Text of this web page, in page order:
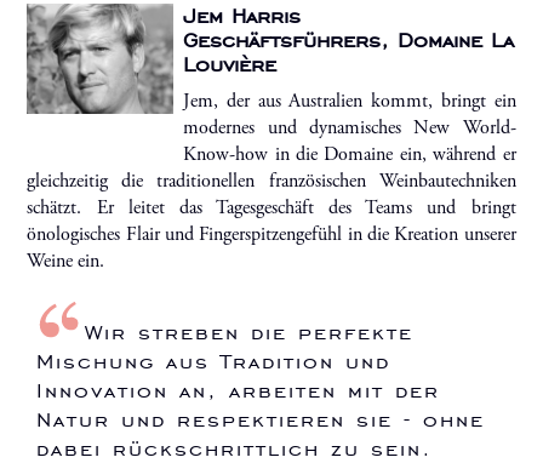
Jem Harris
Geschäftsführers, Domaine La
Louvière
Jem, der aus Australien kommt, bringt ein
modernes und dynamisches New World-
Know-how in die Domaine ein, während er
gleichzeitig die traditionellen französischen Weinbautechniken
schätzt. Er leitet das Tagesgeschäft des Teams und bringt
önologisches Flair und Fingerspitzengefühl in die Kreation unserer
Weine ein.
Wir streben die perfekte
Mischung aus Tradition und
Innovation an, arbeiten mit der
Natur und respektieren sie - ohne
dabei rückschrittlich zu sein.